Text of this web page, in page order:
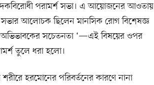
পরামর্শ সভা। এ আয়োজনের আওতায়
আলোচক ছিলেন মানসিক রোগ বিশেষজ্ঞ
অভিভাবকের সচেতনতা ‘—এই বিষয়ের ওপর
তুলে ধরা হলো।
হরমোনের পরিবর্তনের কারণে নানা